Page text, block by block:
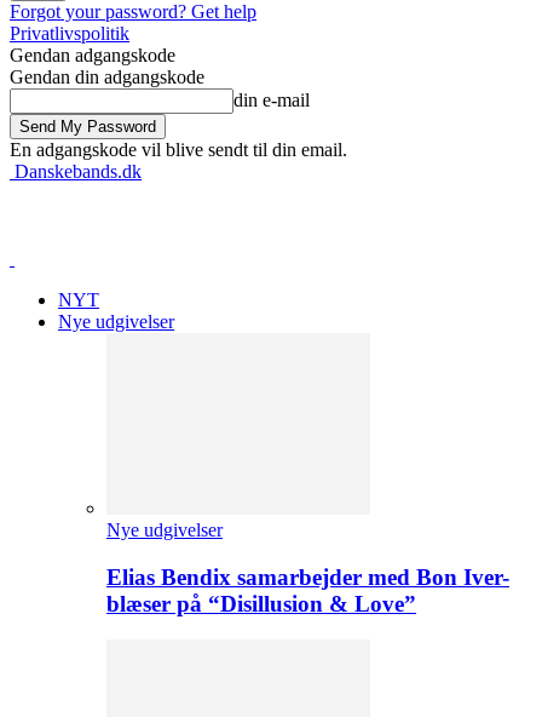
Forgot your password? Get help
Privatlivspolitik
Gendan adgangskode
Gendan din adgangskode
din e-mail
En adgangskode vil blive sendt til din email.
Danskebands.dk
NYT
Nye udgivelser
Nye udgivelser
Elias Bendix samarbejder med Bon Iver-
blæser på “Disillusion & Love”